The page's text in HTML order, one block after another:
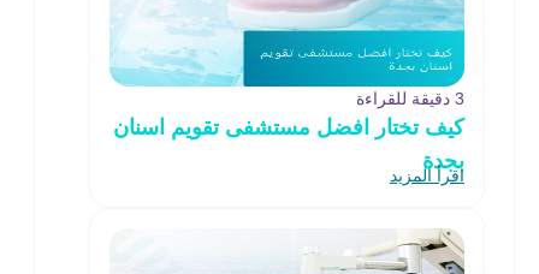
3 دقيقة للقراءة
كيف تختار افضل مستشفى تقويم اسنان
بجدة
اقرأ المزيد